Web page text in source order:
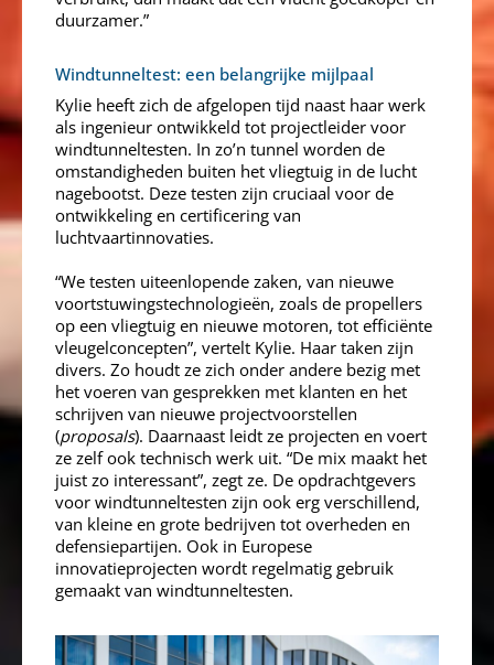
duurzamer.”
Windtunneltest: een belangrijke mijlpaal
Kylie heeft zich de afgelopen tijd naast haar werk
als ingenieur ontwikkeld tot projectleider voor
windtunneltesten. In zo’n tunnel worden de
omstandigheden buiten het vliegtuig in de lucht
nagebootst. Deze testen zijn cruciaal voor de
ontwikkeling en certificering van
luchtvaartinnovaties.
“We testen uiteenlopende zaken, van nieuwe
voortstuwingstechnologieën, zoals de propellers
op een vliegtuig en nieuwe motoren, tot efficiënte
vleugelconcepten”, vertelt Kylie. Haar taken zijn
divers. Zo houdt ze zich onder andere bezig met
het voeren van gesprekken met klanten en het
schrijven van nieuwe projectvoorstellen
(proposals). Daarnaast leidt ze projecten en voert
ze zelf ook technisch werk uit. “De mix maakt het
juist zo interessant”, zegt ze. De opdrachtgevers
voor windtunneltesten zijn ook erg verschillend,
van kleine en grote bedrijven tot overheden en
defensiepartijen. Ook in Europese
innovatieprojecten wordt regelmatig gebruik
gemaakt van windtunneltesten.